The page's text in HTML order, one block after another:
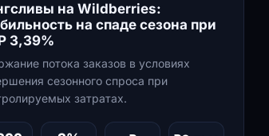
на Wildberries:
на спаде сезона при
3,39%
потока заказов в условиях
сезонного спроса при
затратах.